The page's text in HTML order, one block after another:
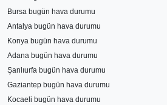
Bursa bugün hava durumu
Antalya bugün hava durumu
Konya bugün hava durumu
Adana bugün hava durumu
Şanlıurfa bugün hava durumu
Gaziantep bugün hava durumu
Kocaeli bugün hava durumu